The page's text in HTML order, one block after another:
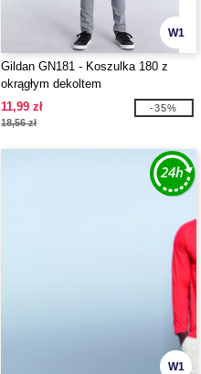
W1
Gildan GN181 - Koszulka 180 z
okrągłym dekoltem
11,99 zł
18,56 zł
-35%
W1